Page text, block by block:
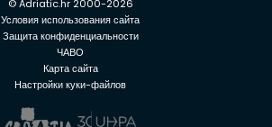
© Adriatic.hr 2000-2026
Условия использования сайта
Защита конфиденциальности
ЧАВО
Карта сайта
Настройки куки-файлов